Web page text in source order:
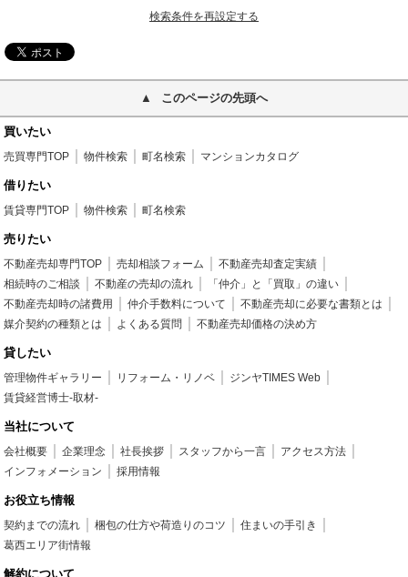
検索条件を再設定する
このページの先頭へ
買いたい
売買専門TOP 物件検索 町名検索 マンションカタログ
借りたい
賃貸専門TOP 物件検索 町名検索
売りたい
不動産売却専門TOP 売却相談フォーム
不動産売却査定実績
相続時のご相談
不動産の売却の流れ
「仲介」と「買取」の違い
不動産売却時の諸費用
仲介手数料について
不動産売却に必要な書類とは
媒介契約の種類とは
よくある質問 不動産売却価格の決め方
貸したい
管理物件ギャラリー リフォーム・リノベ
ジンヤTIMES Web
賃貸経営博士-取材-
当社について
会社概要 企業理念 社長挨拶 スタッフから一言
アクセス方法
インフォメーション
採用情報
お役立ち情報
契約までの流れ 梱包の仕方や荷造りのコツ
住まいの手引き
葛西エリア街情報
解約について